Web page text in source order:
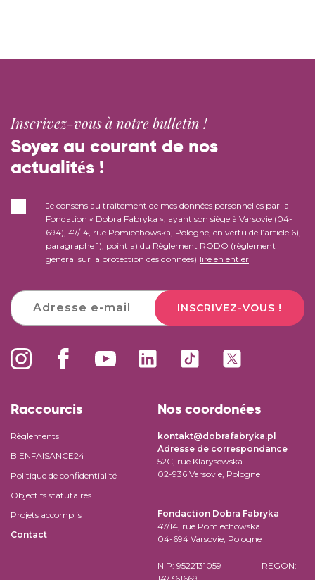
Inscrivez-vous à notre bulletin !
Soyez au courant de nos
actualités !
Je consens au traitement de mes données personnelles par la
Fondation « Dobra Fabryka », ayant son siège à Varsovie (04-
694), 47/14, rue Pomiechowska, Pologne, en vertu de l’article 6),
paragraphe 1), point a) du Règlement RODO (règlement
général sur la protection des données) lire en entier
INSCRIVEZ-VOUS !
Raccourcis
Règlements
BIENFAISANCE24
Politique de confidentialité
Objectifs statutaires
Projets accomplis
Contact
Nos coordonées
kontakt@dobrafabryka.pl
Adresse de correspondance
52C, rue Klarysewska
02-936 Varsovie, Pologne
Fondaction Dobra Fabryka
47/14, rue Pomiechowska
04-694 Varsovie, Pologne
NIP: 9522131059 REGON: